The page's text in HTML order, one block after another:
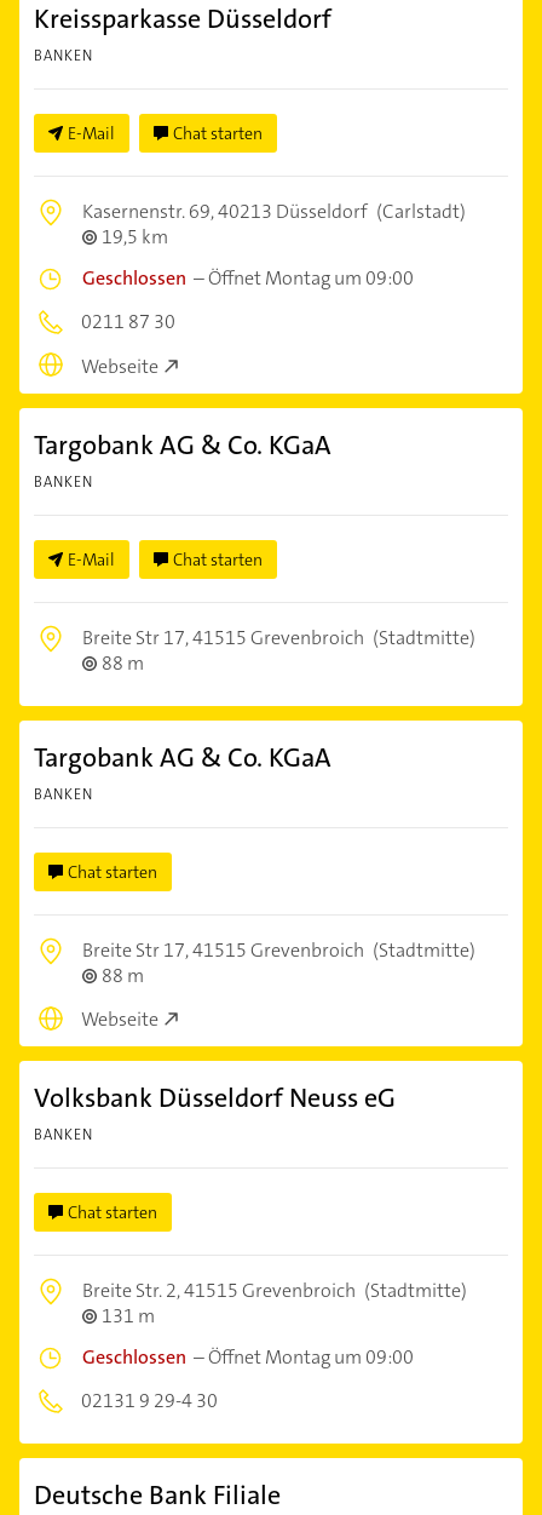
Kreissparkasse Düsseldorf
BANKEN
E-Mail Chat starten
Kasernenstr. 69,40213 Düsseldorf (Carlstadt)
19,5 km
Geschlossen –Öffnet Montag um 09:00
0211 87 30
Webseite
Targobank AG & Co. KGaA
BANKEN
E-Mail Chat starten
Breite Str 17,41515 Grevenbroich (Stadtmitte)
88 m
Targobank AG & Co. KGaA
BANKEN
Chat starten
Breite Str 17,41515 Grevenbroich (Stadtmitte)
88 m
Webseite
Volksbank Düsseldorf Neuss eG
BANKEN
Chat starten
Breite Str. 2,41515 Grevenbroich (Stadtmitte)
131 m
Geschlossen –Öffnet Montag um 09:00
02131 9 29-4 30
Deutsche Bank Filiale